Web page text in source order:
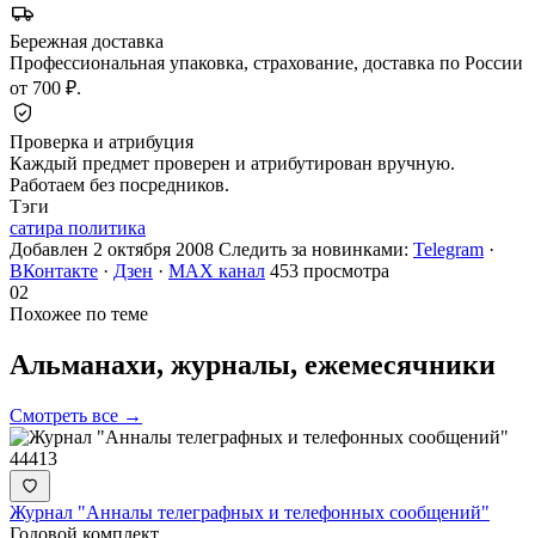
Бережная доставка
Профессиональная упаковка, страхование, доставка по России
от 700 ₽.
Проверка и атрибуция
Каждый предмет проверен и атрибутирован вручную.
Работаем без посредников.
Тэги
сатира политика
Добавлен 2 октября 2008 Следить за новинками: Telegram ·
ВКонтакте · Дзен · MAX канал 453 просмотра
02
Похожее по теме
Альманахи, журналы, ежемесячники
Смотреть все →
44413
Журнал "Анналы телеграфных и телефонных сообщений"
Годовой комплект